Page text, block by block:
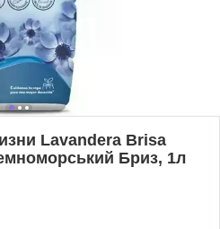
Lavandera Brisa
Бриз, 1л